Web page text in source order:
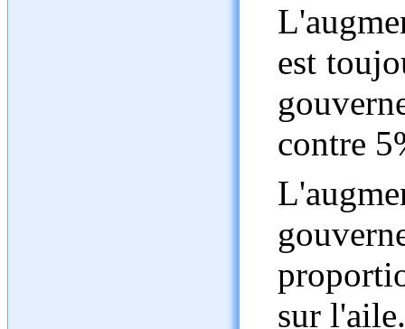
est
contre
sur l'aile.